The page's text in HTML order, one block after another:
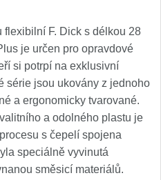
F. Dick s délkou 28
je určen pro opravdové
si potrpí na exklusivní
série jsou ukovány z jednoho
a ergonomicky tvarované.
a odolného plastu je
s čepelí spojena
speciálně vyvinutá
směsicí materiálů.